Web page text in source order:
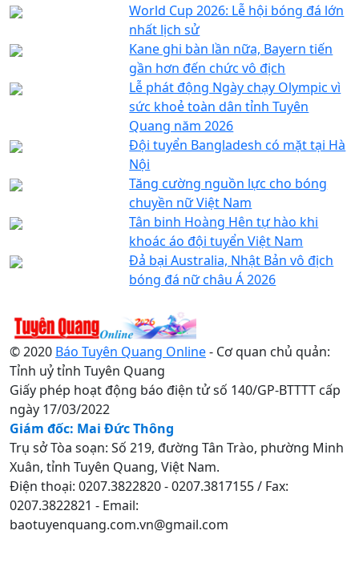
World Cup 2026: Lễ hội bóng đá lớn
nhất lịch sử
Kane ghi bàn lần nữa, Bayern tiến
gần hơn đến chức vô địch
Lễ phát động Ngày chạy Olympic vì
sức khoẻ toàn dân tỉnh Tuyên
Quang năm 2026
Đội tuyển Bangladesh có mặt tại Hà
Nội
Tăng cường nguồn lực cho bóng
chuyền nữ Việt Nam
Tân binh Hoàng Hên tự hào khi
khoác áo đội tuyển Việt Nam
Đả bại Australia, Nhật Bản vô địch
bóng đá nữ châu Á 2026
© 2020 Báo Tuyên Quang Online- Cơ quan chủ quản:
Tỉnh uỷ tỉnh Tuyên Quang
Giấy phép hoạt động báo điện tử số 140/GP-BTTTT cấp
ngày 17/03/2022
Giám đốc: Mai Đức Thông
Trụ sở Tòa soạn: Số 219, đường Tân Trào, phường Minh
Xuân, tỉnh Tuyên Quang, Việt Nam.
Điện thoại: 0207.3822820 - 0207.3817155 / Fax:
0207.3822821 - Email:
baotuyenquang.com.vn@gmail.com